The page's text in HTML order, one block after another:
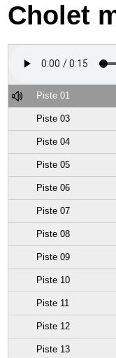
Economie
Services
Cholet
Piste 01
Piste 03
Piste 04
Piste 05
Piste 06
Piste 07
Piste 08
Piste 09
Piste 10
Piste 11
Piste 12
Piste 13